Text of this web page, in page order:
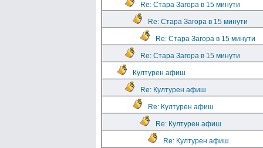
Re: Стара Загора в 15 минути
Re: Стара Загора в 15 минути
Re: Стара Загора в 15 минути
Re: Стара Загора в 15 минути
Културен афиш
Re: Културен афиш
Re: Културен афиш
Re: Културен афиш
Re: Културен афиш